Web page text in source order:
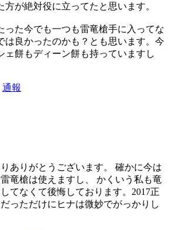
方が絶対役に立ってたと思います。
った今でも一つも雷竜槍手に入ってな
は良かったのかも？とも思います。今
ェ餅もディーン餅も持っていますし
通報
ありがとうございます。 確かに今は
竜槍は使えますし、 かくいう私も竜
てなくて後悔しております。2017正
っただけにヒナは微妙でがっかりし